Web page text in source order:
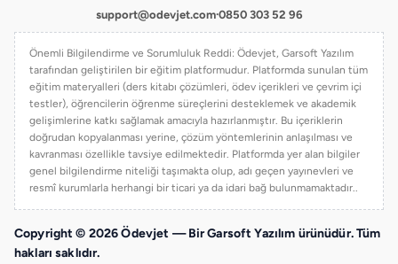
support@odevjet.com·0850 303 52 96
Önemli Bilgilendirme ve Sorumluluk Reddi: Ödevjet, Garsoft Yazılım
tarafından geliştirilen bir eğitim platformudur. Platformda sunulan tüm
eğitim materyalleri (ders kitabı çözümleri, ödev içerikleri ve çevrim içi
testler), öğrencilerin öğrenme süreçlerini desteklemek ve akademik
gelişimlerine katkı sağlamak amacıyla hazırlanmıştır. Bu içeriklerin
doğrudan kopyalanması yerine, çözüm yöntemlerinin anlaşılması ve
kavranması özellikle tavsiye edilmektedir. Platformda yer alan bilgiler
genel bilgilendirme niteliği taşımakta olup, adı geçen yayınevleri ve
resmî kurumlarla herhangi bir ticari ya da idari bağ bulunmamaktadır..
Copyright © 2026 Ödevjet — Bir Garsoft Yazılım ürünüdür. Tüm
hakları saklıdır.